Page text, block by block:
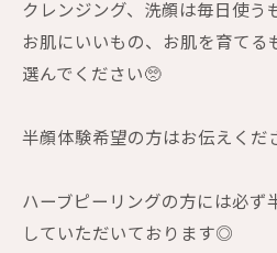
クレンジング、洗顔は毎日使う
お肌にいいもの、お肌を育てる
選んでください🥺
半顔体験希望の方はお伝えくだ
ハーブピーリングの方には必ず
していただいております◎